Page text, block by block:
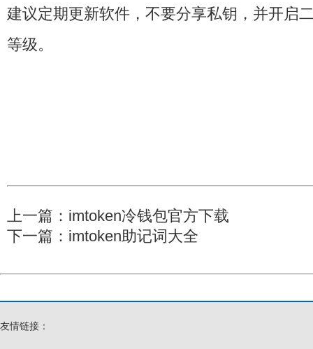
建议定期更新软件，不要分享私钥，并开启
等级。
上一篇： imtoken冷钱包官方下载
下一篇： imtoken助记词大全
友情链接：